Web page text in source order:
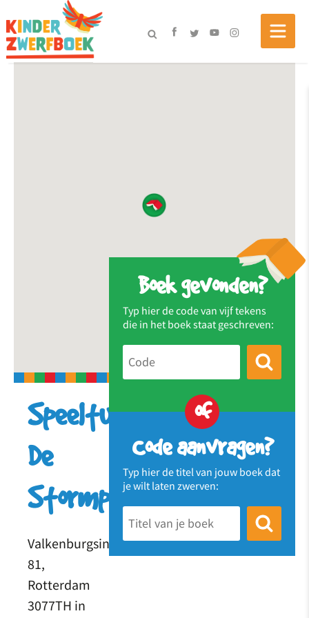
Boek gevonden?
Typ hier de code van vijf tekens
die in het boek staat geschreven:
of
Code aanvragen?
Typ hier de titel van jouw boek dat
je wilt laten zwerven:
Speeltuin
De
Stormpolder
Valkenburgsingel
81,
Rotterdam
3077TH in